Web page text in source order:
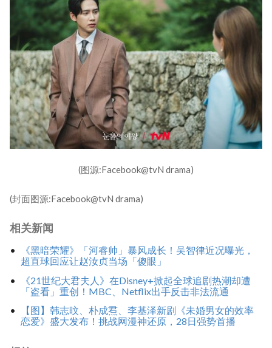
(图源:Facebook@tvN drama)
(封面图源:Facebook@tvN drama)
相关新闻
《黑暗荣耀》「河睿帅」暴风成长！吴智律近况曝光，
超直球回应让赵汝贞当场「傻眼」
《21世纪大君夫人》在Disney+掀起全球追剧热潮却遭
「盗看」重创！MBC、Netflix出手反击非法流通
【图】韩志旼、朴成焄、李基泽新剧《未婚男女的效率
恋爱》盛大发布！挑战网漫神还原，28日强势首播